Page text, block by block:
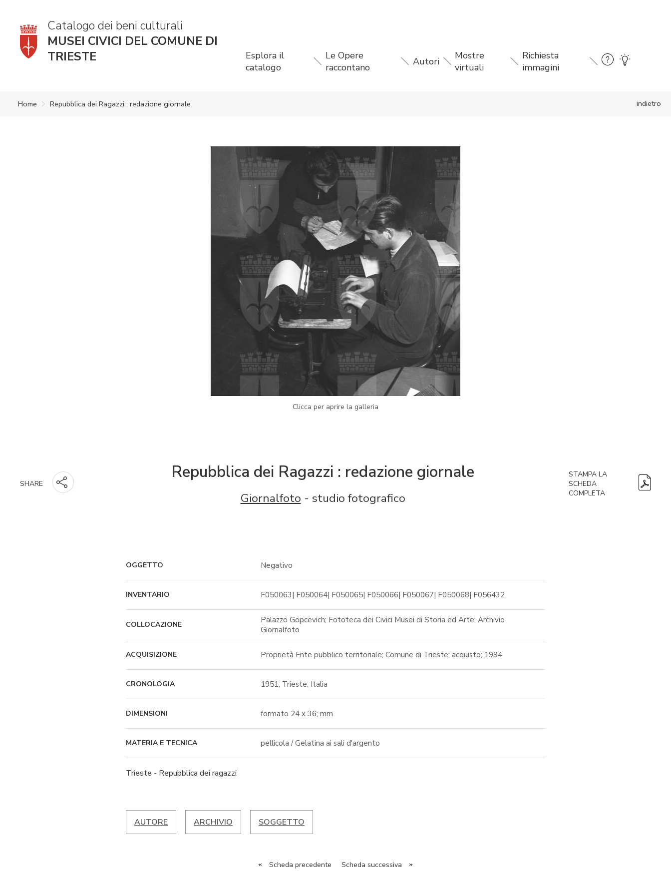
Catalogo dei beni culturali
MUSEI CIVICI DEL COMUNE DI
TRIESTE
Esplora il
catalogo
Le Opere
raccontano
Autori
Mostre
virtuali
Richiesta
immagini
indietro
Home Repubblica dei Ragazzi : redazione giornale
Clicca per aprire la galleria
SHARE
Repubblica dei Ragazzi : redazione giornale
Giornalfoto - studio fotografico
STAMPA LA
SCHEDA
COMPLETA
OGGETTO Negativo
INVENTARIO F050063| F050064| F050065| F050066| F050067| F050068| F056432
COLLOCAZIONE
Palazzo Gopcevich; Fototeca dei Civici Musei di Storia ed Arte; Archivio
Giornalfoto
ACQUISIZIONE Proprietà Ente pubblico territoriale; Comune di Trieste; acquisto; 1994
CRONOLOGIA 1951; Trieste; Italia
DIMENSIONI formato 24 x 36; mm
MATERIA E TECNICA pellicola / Gelatina ai sali d'argento
Trieste - Repubblica dei ragazzi
AUTORE ARCHIVIO SOGGETTO
« Scheda precedente Scheda successiva »